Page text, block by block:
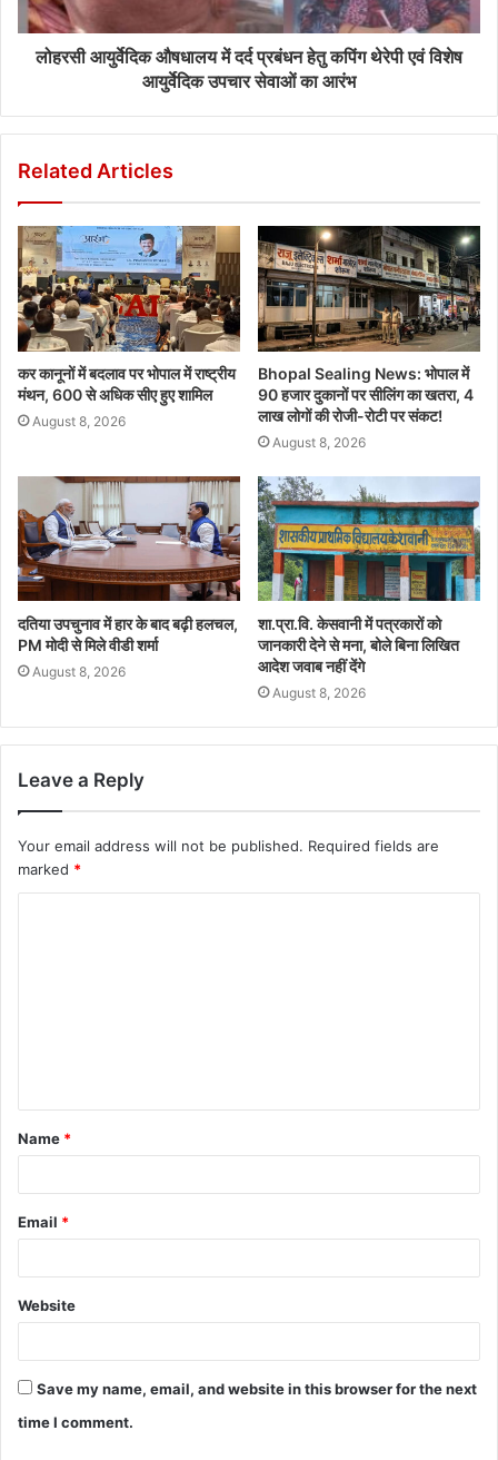
लोहरसी आयुर्वेदिक औषधालय में दर्द प्रबंधन हेतु कपिंग थेरेपी एवं विशेष
आयुर्वेदिक उपचार सेवाओं का आरंभ
Related Articles
कर कानूनों में बदलाव पर भोपाल में राष्ट्रीय
मंथन, 600 से अधिक सीए हुए शामिल
August 8, 2026
Bhopal Sealing News: भोपाल में
90 हजार दुकानों पर सीलिंग का खतरा, 4
लाख लोगों की रोजी-रोटी पर संकट!
August 8, 2026
दतिया उपचुनाव में हार के बाद बढ़ी हलचल,
PM मोदी से मिले वीडी शर्मा
August 8, 2026
शा.प्रा.वि. केसवानी में पत्रकारों को
जानकारी देने से मना, बोले बिना लिखित
आदेश जवाब नहीं देंगे
August 8, 2026
Leave a Reply
Your email address will not be published. Required fields are
marked *
Name *
Email *
Website
Save my name, email, and website in this browser for the next
time I comment.